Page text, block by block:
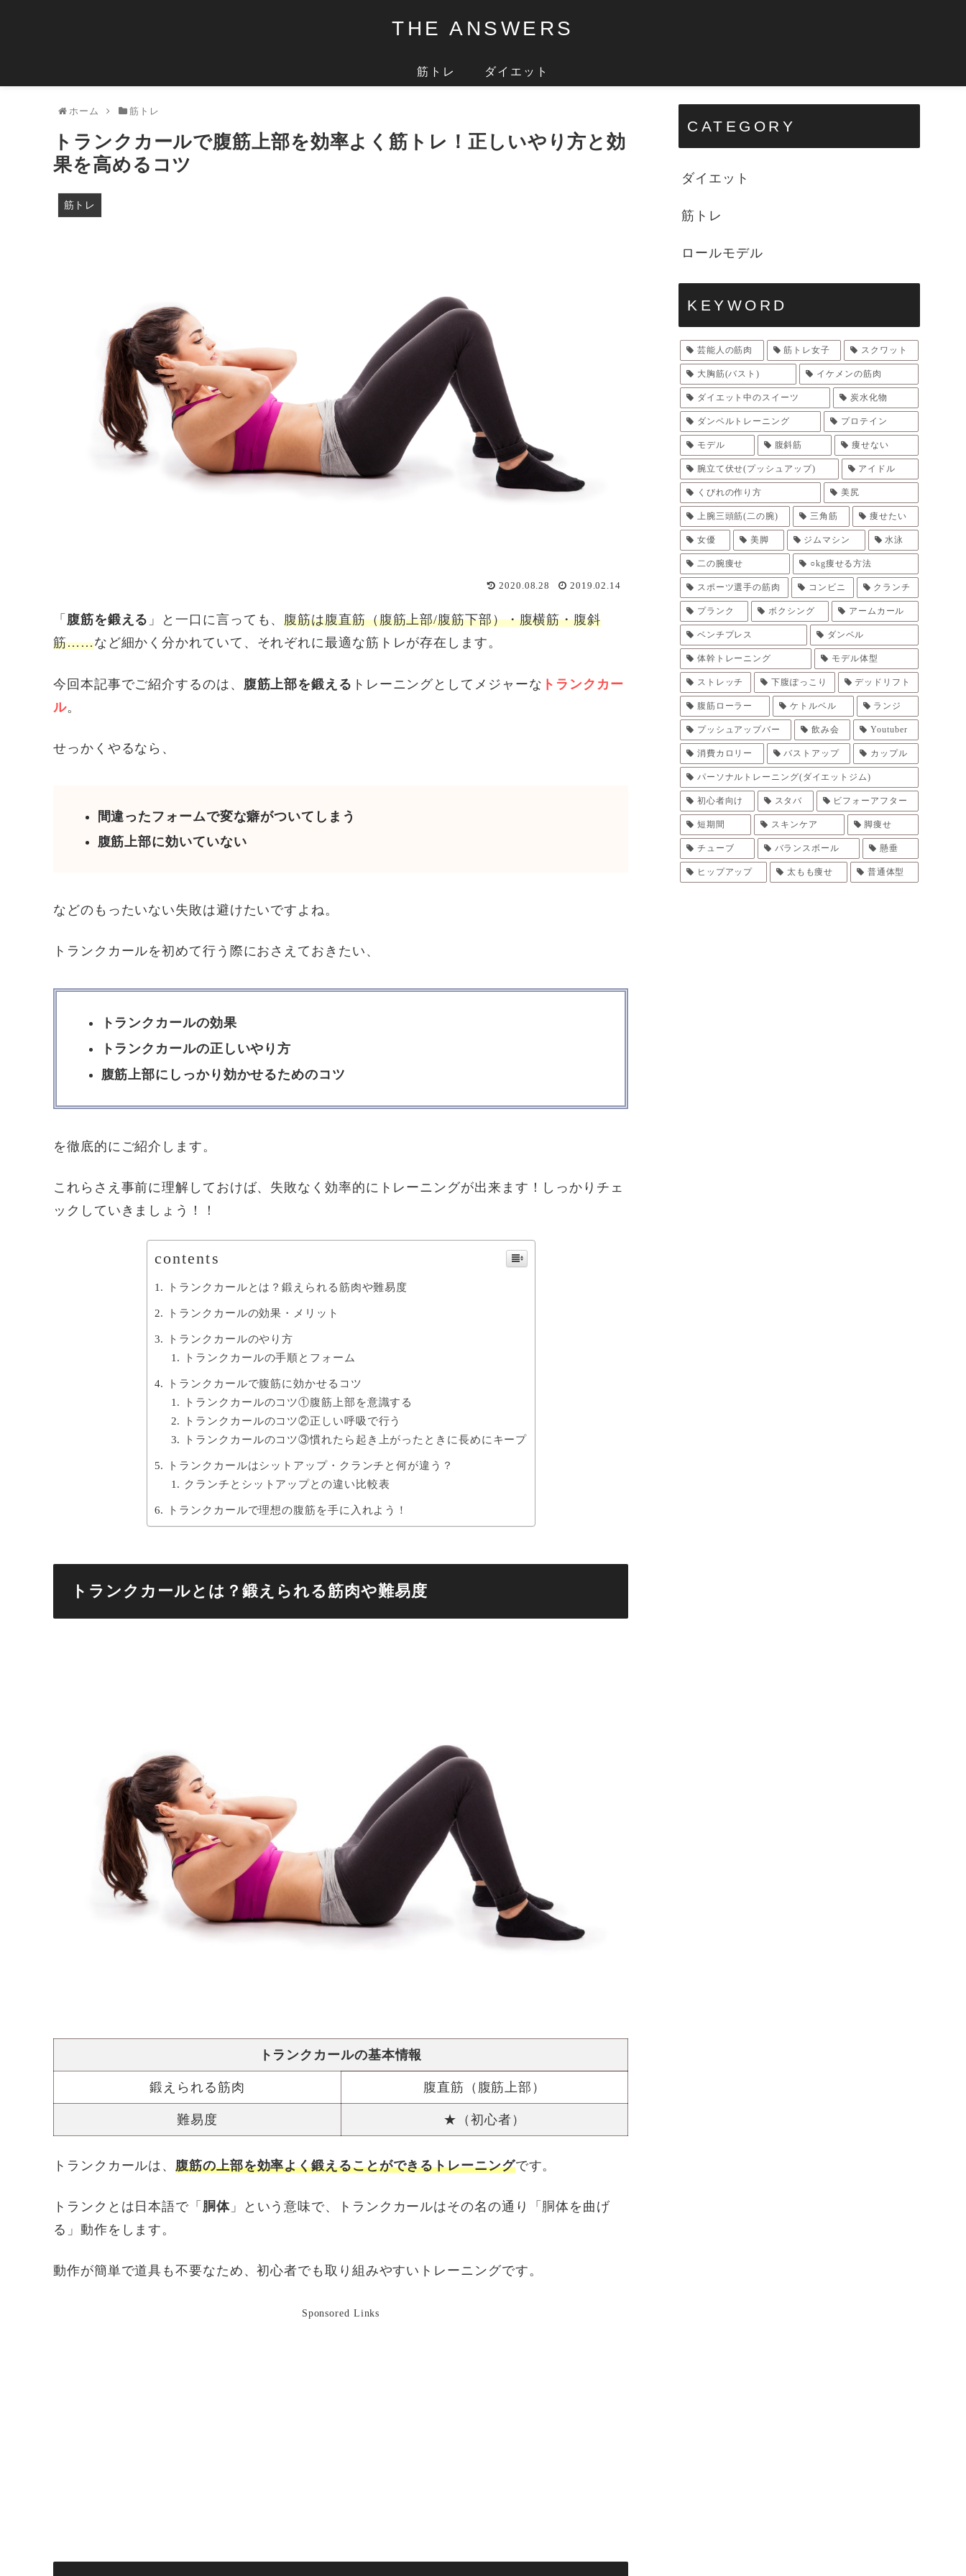
THE ANSWERS
筋トレ ダイエット
ホーム 筋トレ
トランクカールで腹筋上部を効率よく筋トレ！正しいやり方と効
果を高めるコツ
筋トレ
2020.08.28 2019.02.14
「 腹筋を鍛える 」と一口に言っても、腹筋は腹直筋（腹筋上部/腹筋下部）・腹横筋・腹斜
筋……など細かく分かれていて、それぞれに最適な筋トレが存在します。
今回本記事でご紹介するのは、 腹筋上部を鍛える トレーニングとしてメジャーな トランクカー
ル。
せっかくやるなら、
間違ったフォームで変な癖がついてしまう
腹筋上部に効いていない
などのもったいない失敗は避けたいですよね。
トランクカールを初めて行う際におさえておきたい、
トランクカールの効果
トランクカールの正しいやり方
腹筋上部にしっかり効かせるためのコツ
を徹底的にご紹介します。
これらさえ事前に理解しておけば、失敗なく効率的にトレーニングが出来ます！しっかりチェ
ックしていきましょう！！
contents
トランクカールとは？鍛えられる筋肉や難易度
トランクカールの効果・メリット
トランクカールのやり方
トランクカールの手順とフォーム
トランクカールで腹筋に効かせるコツ
トランクカールのコツ①腹筋上部を意識する
トランクカールのコツ②正しい呼吸で行う
トランクカールのコツ③慣れたら起き上がったときに長めにキープ
トランクカールはシットアップ・クランチと何が違う？
クランチとシットアップとの違い比較表
トランクカールで理想の腹筋を手に入れよう！
トランクカールとは？鍛えられる筋肉や難易度
トランクカールの基本情報
鍛えられる筋肉 腹直筋（腹筋上部）
難易度 ★（初心者）
トランクカールは、腹筋の上部を効率よく鍛えることができるトレーニングです。
トランクとは日本語で「 胴体」という意味で、トランクカールはその名の通り「胴体を曲げ
る」動作をします。
動作が簡単で道具も不要なため、初心者でも取り組みやすいトレーニングです。
Sponsored Links
CATEGORY
ダイエット
筋トレ
ロールモデル
KEYWORD
芸能人の筋肉 筋トレ女子 スクワット
大胸筋(バスト) イケメンの筋肉
ダイエット中のスイーツ 炭水化物
ダンベルトレーニング プロテイン
モデル 腹斜筋 痩せない
腕立て伏せ(プッシュアップ) アイドル
くびれの作り方 美尻
上腕三頭筋(二の腕) 三角筋 痩せたい
女優 美脚 ジムマシン 水泳
二の腕痩せ ○kg痩せる方法
スポーツ選手の筋肉 コンビニ クランチ
プランク ボクシング アームカール
ベンチプレス ダンベル
体幹トレーニング モデル体型
ストレッチ 下腹ぽっこり デッドリフト
腹筋ローラー ケトルベル ランジ
プッシュアップバー 飲み会 Youtuber
消費カロリー バストアップ カップル
パーソナルトレーニング(ダイエットジム)
初心者向け スタバ ビフォーアフター
短期間 スキンケア 脚痩せ
チューブ バランスボール 懸垂
ヒップアップ 太もも痩せ 普通体型